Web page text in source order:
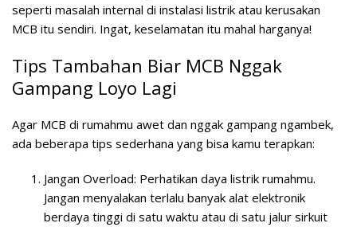
seperti masalah internal di instalasi listrik atau kerusakan
MCB itu sendiri. Ingat, keselamatan itu mahal harganya!
Tips Tambahan Biar MCB Nggak
Gampang Loyo Lagi
Agar MCB di rumahmu awet dan nggak gampang ngambek,
ada beberapa tips sederhana yang bisa kamu terapkan:
Jangan Overload: Perhatikan daya listrik rumahmu.
Jangan menyalakan terlalu banyak alat elektronik
berdaya tinggi di satu waktu atau di satu jalur sirkuit